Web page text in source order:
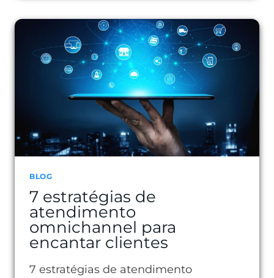
DE
CONTEÚDO
PARA
SUA
ROTINA
BLOG
7 estratégias de
atendimento
omnichannel para
encantar clientes
7 estratégias de atendimento